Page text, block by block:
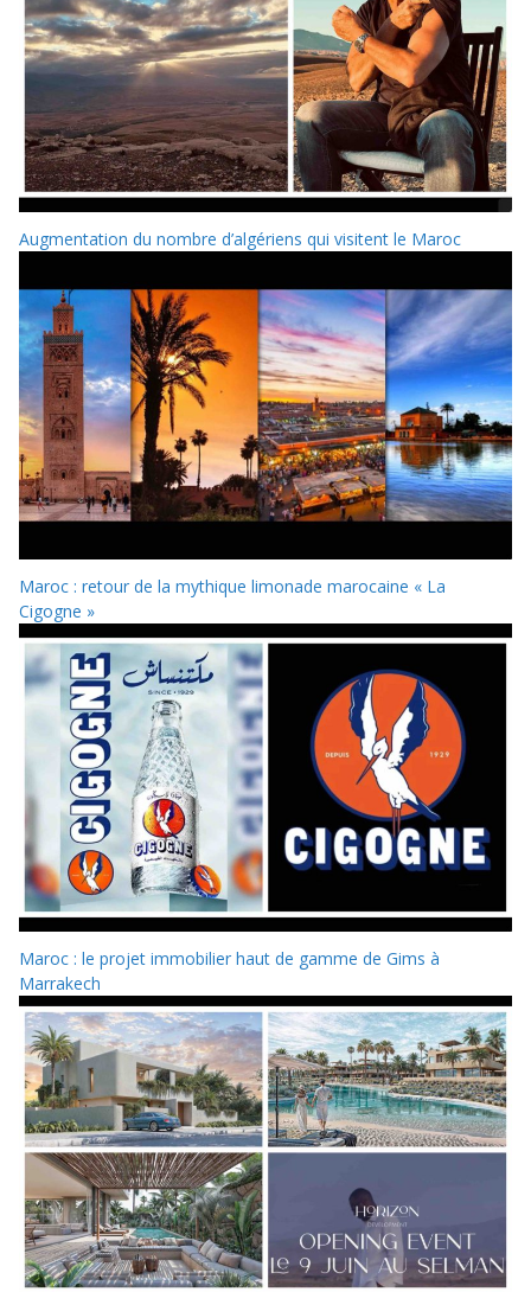
Augmentation du nombre d’algériens qui visitent le Maroc
Maroc : retour de la mythique limonade marocaine « La
Cigogne »
Maroc : le projet immobilier haut de gamme de Gims à
Marrakech